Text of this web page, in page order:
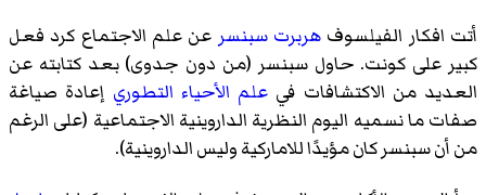
أتت افكار الفيلسوف هربرت سبنسر عن علم الاجتماع كرد فعل
كبير على كونت. حاول سبنسر (من دون جدوى) بعد كتابته عن
العديد من الاكتشافات في علم الأحياء التطوري إعادة صياغة
صفات ما نسميه اليوم النظرية الداروينية الاجتماعية (على الرغم
من أن سبنسر كان مؤيدًا للاماركية وليس الداروينية).